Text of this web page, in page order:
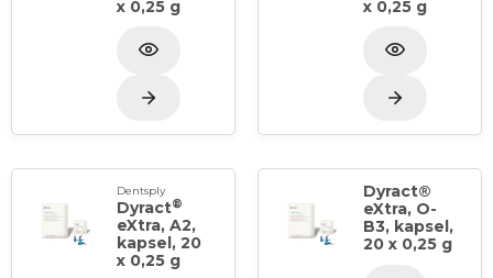
x 0,25 g
x 0,25 g
Dentsply
Dyract®
eXtra, A2,
kapsel, 20
x 0,25 g
Dyract®
eXtra, O-
B3, kapsel,
20 x 0,25 g